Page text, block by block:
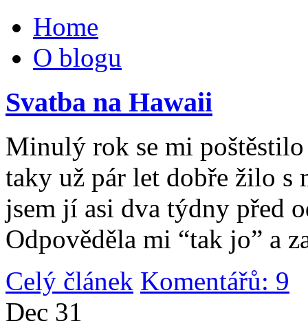
Home
O blogu
Svatba na Hawaii
Minulý rok se mi
taky už pár let dobře žilo
jsem jí asi dva týdny před
Odpověděla mi “tak jo” a
Celý článek Komentářů: 9
Dec 31